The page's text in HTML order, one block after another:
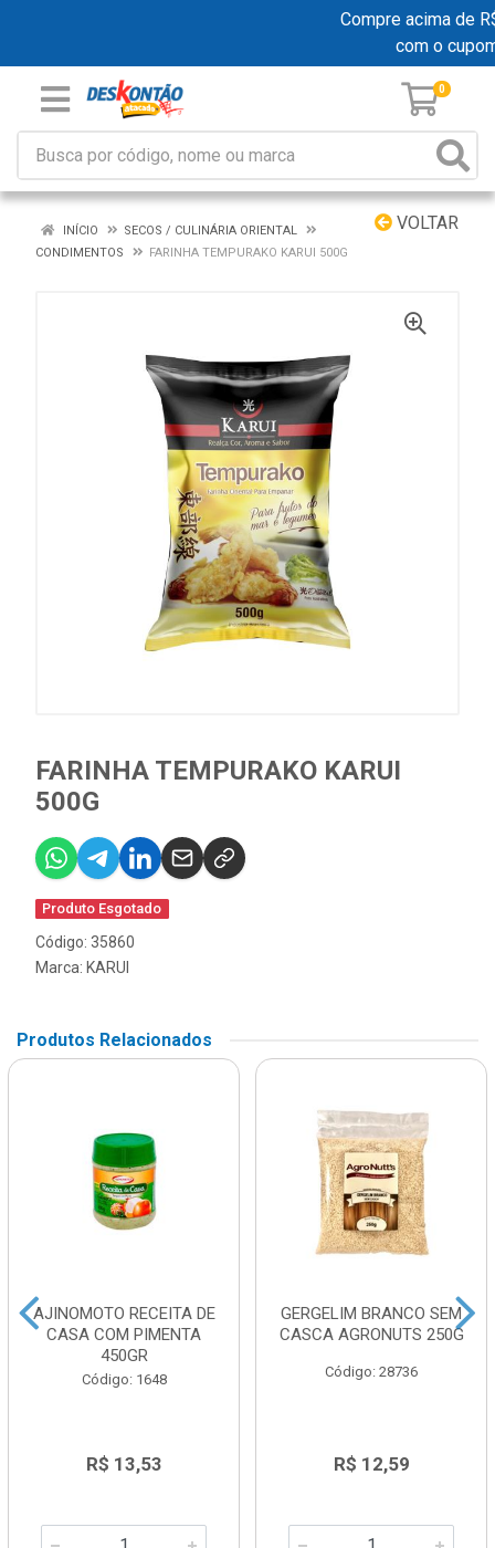
Compre acima de
com o
0
VOLTAR
INÍCIO
SECOS / CULINÁRIA ORIENTAL
CONDIMENTOS
FARINHA TEMPURAKO KARUI 500G
FARINHA TEMPURAKO KARUI
500G
Produto Esgotado
Código: 35860
Marca: KARUI
Produtos Relacionados
AJINOMOTO RECEITA DE
CASA COM PIMENTA
450GR
Código: 1648
R$ 13,53
GERGELIM BRANCO SEM
CASCA AGRONUTS 250G
Código: 28736
R$ 12,59